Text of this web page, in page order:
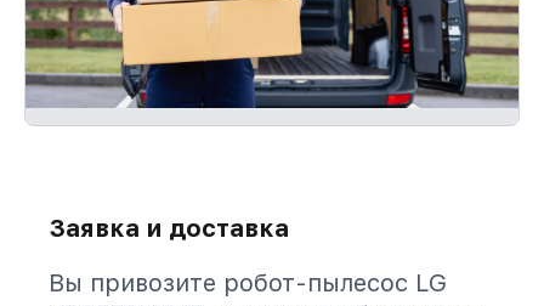
Заявка и доставка
Вы привозите робот-пылесос LG